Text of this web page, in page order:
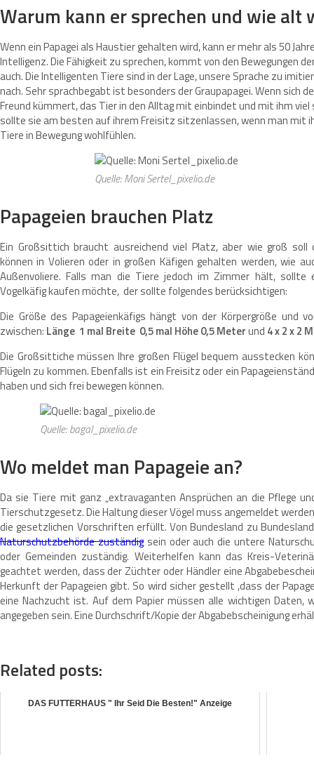
Warum kann er sprechen und wie alt
Wenn ein Papagei als Haustier gehalten wird, kann er mehr als 50
Intelligenz. Die Fähigkeit zu sprechen, kommt von den Bewegungen
auch. Die Intelligenten Tiere sind in der Lage, unsere Sprache zu
nach. Sehr sprachbegabt ist besonders der Graupapagei. Wenn sich
Freund kümmert, das Tier in den Alltag mit einbindet und mit ihm
sollte sie am besten auf ihrem Freisitz sitzenlassen, wenn man mit
Tiere in Bewegung wohlfühlen.
Quelle: Moni Sertel_pixelio.de
Papageien brauchen Platz
Ein Großsittich braucht ausreichend viel Platz, aber wie groß soll
können in Volieren oder in großen Käfigen gehalten werden, wie
Außenvoliere. Falls man die Tiere jedoch im Zimmer hält, sollte
Vogelkäfig kaufen möchte, der sollte folgendes berücksichtigen:
Die Größe des Papageienkäfigs hängt von der Körpergröße und
zwischen: Länge 1 mal Breite 0,5 mal Höhe 0,5 Meterund 4 x 2 x 2
Die Großsittiche müssen Ihre großen Flügel bequem ausstecken
Flügeln zu kommen. Ebenfalls ist ein Freisitz oder ein
haben und sich frei bewegen können.
Quelle: bagal_pixelio.de
Wo meldet man Papageie an?
Da sie Tiere mit ganz „extravaganten Ansprüchen an die Pflege
Tierschutzgesetz. Die Haltung dieser Vögel muss angemeldet
die gesetzlichen Vorschriften erfüllt. Von Bundesland zu
Naturschutzbehörde zuständigsein oder auch die untere
oder Gemeinden zuständig. Weiterhelfen kann das Kreis-
geachtet werden, dass der Züchter oder Händler eine
Herkunft der Papageien gibt. So wird sicher gestellt ,dass der
eine Nachzucht ist. Auf dem Papier müssen alle wichtigen Daten,
angegeben sein. Eine Durchschrift/Kopie der Abgabebscheinigung
Related posts:
DAS FUTTERHAUS " Ihr Seid Die Besten!" Anzeige